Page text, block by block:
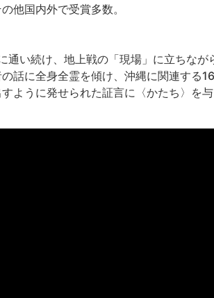
他国内外で受賞多数。
通い続け、地上戦の「現場」に立ちな
話に全身全霊を傾け、沖縄に関連する
ように発せられた証言に〈かたち〉を